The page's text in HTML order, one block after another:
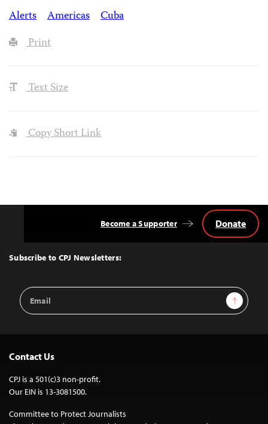
Alerts
Americas
Cuba
Print
Text Size
Copy Short Link
Top
Subscribe to CPJ Newsletters:
Email
Address
Sign Up
Become a Supporter Donate
Contact Us
CPJ is a 501(c)3 non-profit.
Our EIN is 13-3081500.
Committee to Protect Journalists